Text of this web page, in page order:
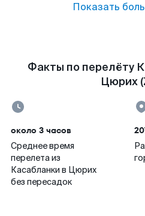
Показать
Факты по перелёту
Цюрих
около 3 часов
Среднее время
перелета из
Касабланки в Цюрих
без пересадок